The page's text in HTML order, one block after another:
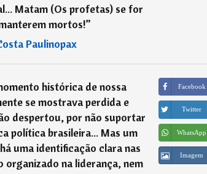
Matam (Os profetas) se for
mortos!”
Paulinopax
histórica de nossa
se mostrava perdida e
despertou, por não suportar
política brasileira... Mas um
uma identificação clara nas
na liderança, nem
Facebook
Twitter
WhatsApp
Imagem